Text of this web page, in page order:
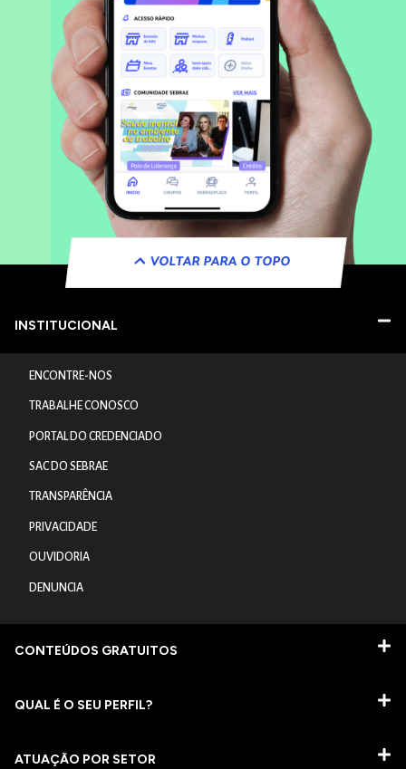
VOLTAR PARA O TOPO
INSTITUCIONAL
ENCONTRE-NOS
TRABALHE CONOSCO
PORTAL DO CREDENCIADO
SAC DO SEBRAE
TRANSPARÊNCIA
PRIVACIDADE
OUVIDORIA
DENUNCIA
CONTEÚDOS GRATUITOS
QUAL É O SEU PERFIL?
ATUAÇÃO POR SETOR